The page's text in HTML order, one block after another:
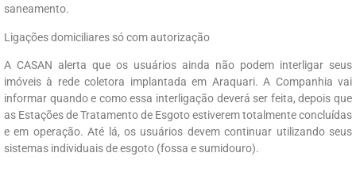
saneamento.
Ligações domiciliares só com autorização
A CASAN alerta que os usuários ainda não podem interligar seus
imóveis à rede coletora implantada em Araquari. A Companhia vai
informar quando e como essa interligação deverá ser feita, depois que
as Estações de Tratamento de Esgoto estiverem totalmente concluídas
e em operação. Até lá, os usuários devem continuar utilizando seus
sistemas individuais de esgoto (fossa e sumidouro).